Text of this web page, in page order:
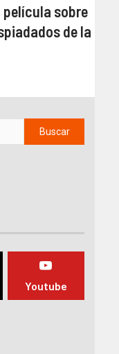
sobre
de la
Youtube